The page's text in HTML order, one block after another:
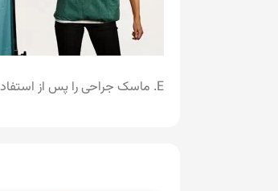
E. ماسک جراحی را پس از استفاده دور بریزید.